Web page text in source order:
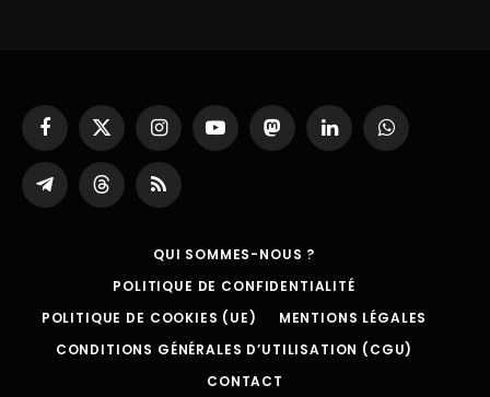
Facebook
X
(Twitter)
InstagramYouTubeMastodonLinkedInWhatsApp
Partager
sur
ThreadsRSS
QUI SOMMES-NOUS ?
POLITIQUE DE CONFIDENTIALITÉ
POLITIQUE DE COOKIES (UE)
MENTIONS LÉGALES
CONDITIONS GÉNÉRALES D’UTILISATION (CGU)
CONTACT